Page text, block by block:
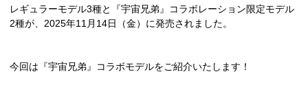
レギュラーモデル3種と『宇宙兄弟』コラボレーション限定モデル
2種が、2025年11月14日（金）に発売されました。
今回は『宇宙兄弟』コラボモデルをご紹介いたします！